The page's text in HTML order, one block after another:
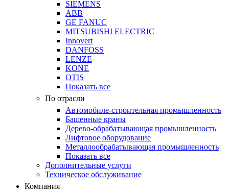
SIEMENS
ABB
GE FANUC
MITSUBISHI ELECTRIC
Innovert
DANFOSS
LENZE
KONE
OTIS
Показать все
По отрасли
Автомобиле-строительная промышленность
Башенные краны
Дерево-обрабатывающая промышленность
Лифтовое оборудование
Металлообрабатывающая промышленность
Показать все
Дополнительные услуги
Техническое обслуживание
Компания